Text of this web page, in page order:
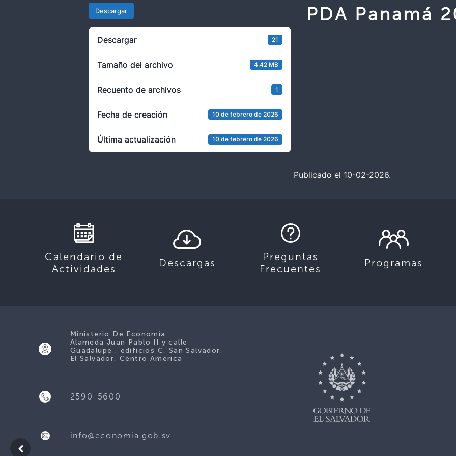
Descargar
Descargar 21
Tamaño del archivo 4.42 MB
Recuento de archivos 1
Fecha de creación 10 de febrero de 2026
Última actualización 10 de febrero de 2026
PDA Panamá
Publicado el 10-02-2026.
Calendario de
Actividades
Descargas
Preguntas
Frecuentes
Programas
Ministerio De Economía
Alameda Juan Pablo II y calle
Guadalupe , edificios C, San Salvador,
El Salvador, Centro América
2590-5600
info@economia.gob.sv